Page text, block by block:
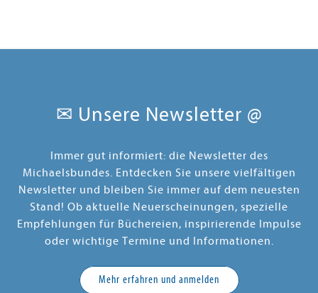
✉ Unsere Newsletter @
Immer gut informiert: die Newsletter des
Michaelsbundes. Entdecken Sie unsere vielfältigen
Newsletter und bleiben Sie immer auf dem neuesten
Stand! Ob aktuelle Neuerscheinungen, spezielle
Empfehlungen für Büchereien, inspirierende Impulse
oder wichtige Termine und Informationen.
Mehr erfahren und anmelden